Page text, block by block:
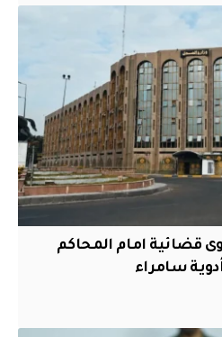
قضائية امام المحاكم
سامراء